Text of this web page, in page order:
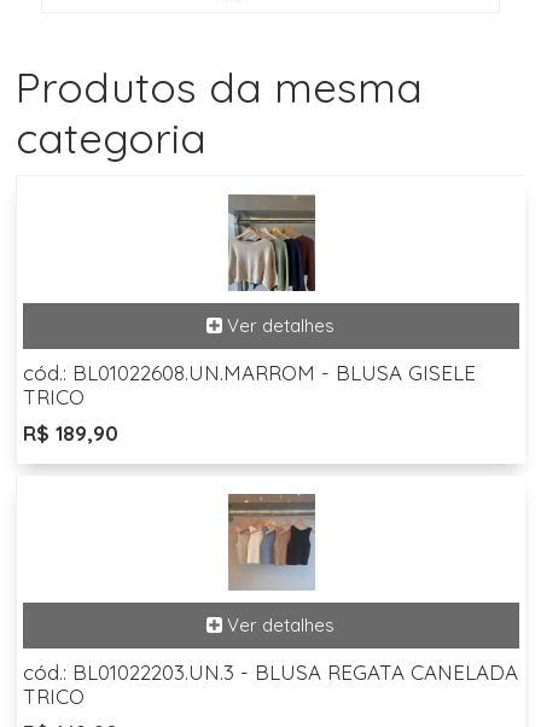
Produtos da mesma
categoria
cód.: BL01022608.UN.MARROM - BLUSA GISELE
TRICO
R$ 189,90
cód.: BL01022203.UN.3 - BLUSA REGATA CANELADA
TRICO